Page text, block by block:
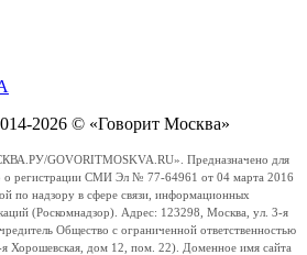
2026 © «Говорит Москва»
GOVORITMOSKVA.RU». Предназначено для
о регистрации СМИ Эл № 77-64961 от 04 марта 2016
по надзору в сфере связи, информационных
(Роскомнадзор). Адрес: 123298, Москва, ул. 3-я
Общество с ограниченной ответственностью
дом 12, пом. 22). Доменное имя сайта